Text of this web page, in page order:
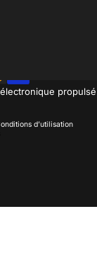
propulsé
d’utilisation